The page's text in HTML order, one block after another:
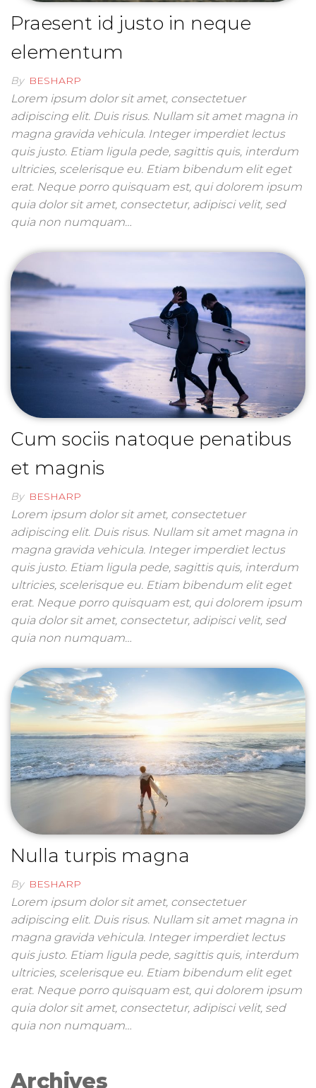
Praesent id justo in neque
elementum
By BESHARP
Lorem ipsum dolor sit amet, consectetuer
adipiscing elit. Duis risus. Nullam sit amet magna in
magna gravida vehicula. Integer imperdiet lectus
quis justo. Etiam ligula pede, sagittis quis, interdum
ultricies, scelerisque eu. Etiam bibendum elit eget
erat. Neque porro quisquam est, qui dolorem ipsum
quia dolor sit amet, consectetur, adipisci velit, sed
quia non numquam…
Cum sociis natoque penatibus
et magnis
By BESHARP
Lorem ipsum dolor sit amet, consectetuer
adipiscing elit. Duis risus. Nullam sit amet magna in
magna gravida vehicula. Integer imperdiet lectus
quis justo. Etiam ligula pede, sagittis quis, interdum
ultricies, scelerisque eu. Etiam bibendum elit eget
erat. Neque porro quisquam est, qui dolorem ipsum
quia dolor sit amet, consectetur, adipisci velit, sed
quia non numquam…
Nulla turpis magna
By BESHARP
Lorem ipsum dolor sit amet, consectetuer
adipiscing elit. Duis risus. Nullam sit amet magna in
magna gravida vehicula. Integer imperdiet lectus
quis justo. Etiam ligula pede, sagittis quis, interdum
ultricies, scelerisque eu. Etiam bibendum elit eget
erat. Neque porro quisquam est, qui dolorem ipsum
quia dolor sit amet, consectetur, adipisci velit, sed
quia non numquam…
Archives